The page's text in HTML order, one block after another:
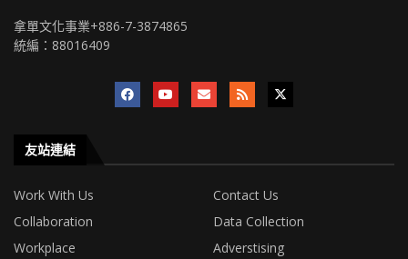
拿單文化事業+886-7-3874865
統編：88016409
友站連結
Work With Us
Contact Us
Collaboration
Data Collection
Workplace
Adverstising